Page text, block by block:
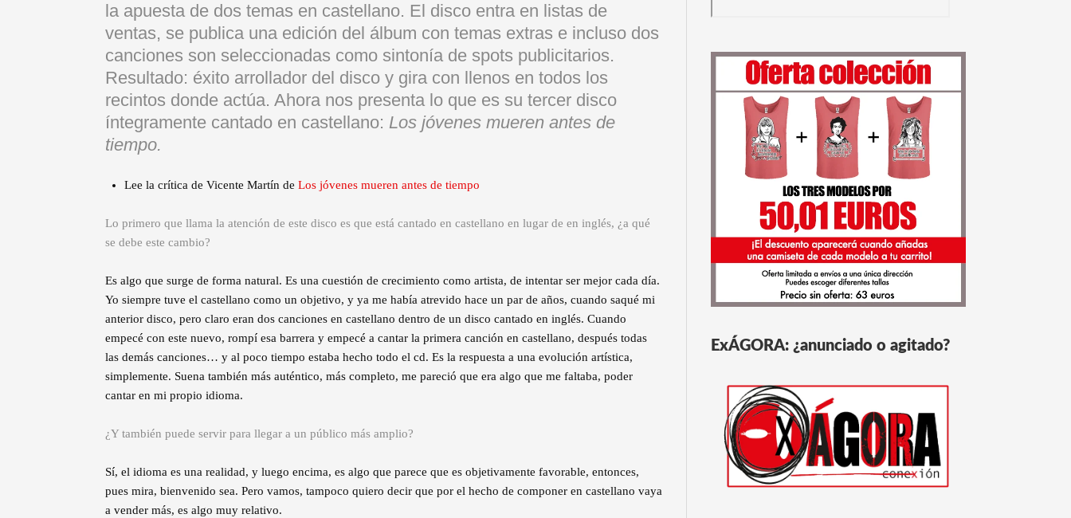
la apuesta de dos temas en castellano. El disco entra en listas de
ventas, se publica una edición del álbum con temas extras e incluso dos
canciones son seleccionadas como sintonía de spots publicitarios.
Resultado: éxito arrollador del disco y gira con llenos en todos los
recintos donde actúa. Ahora nos presenta lo que es su tercer disco
íntegramente cantado en castellano: Los jóvenes mueren antes de
tiempo.
Lee la crítica de Vicente Martín de Los jóvenes mueren antes de tiempo
Lo primero que llama la atención de este disco es que está cantado en castellano en lugar de en inglés, ¿a qué
se debe este cambio?
Es algo que surge de forma natural. Es una cuestión de crecimiento como artista, de intentar ser mejor cada día.
Yo siempre tuve el castellano como un objetivo, y ya me había atrevido hace un par de años, cuando saqué mi
anterior disco, pero claro eran dos canciones en castellano dentro de un disco cantado en inglés. Cuando
empecé con este nuevo, rompí esa barrera y empecé a cantar la primera canción en castellano, después todas
las demás canciones… y al poco tiempo estaba hecho todo el cd. Es la respuesta a una evolución artística,
simplemente. Suena también más auténtico, más completo, me pareció que era algo que me faltaba, poder
cantar en mi propio idioma.
¿Y también puede servir para llegar a un público más amplio?
Sí, el idioma es una realidad, y luego encima, es algo que parece que es objetivamente favorable, entonces,
pues mira, bienvenido sea. Pero vamos, tampoco quiero decir que por el hecho de componer en castellano vaya
a vender más, es algo muy relativo.
ExÁGORA: ¿anunciado o agitado?